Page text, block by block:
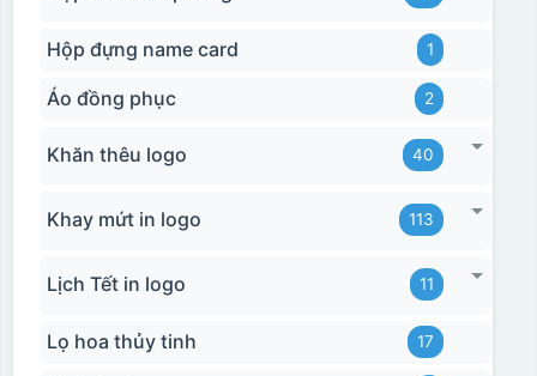
Hộp đựng name card 1
Áo đồng phục 2
Khăn thêu logo 40
Khay mứt in logo 113
Lịch Tết in logo 11
Lọ hoa thủy tinh 17